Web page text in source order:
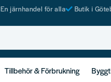
En järnhandel för alla Butik i
Tillbehör & Förbrukning